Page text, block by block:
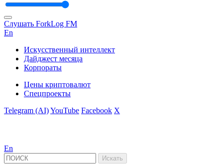
Слушать ForkLog FM
En
Искусственный интеллект
Дайджест месяца
Корпораты
Цены криптовалют
Спецпроекты
Telegram (AI)YouTube Facebook X
En